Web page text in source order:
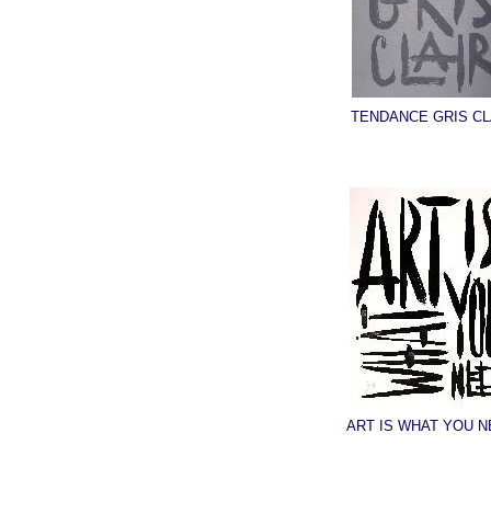
TENDANCE GRIS
ART IS WHAT YOU